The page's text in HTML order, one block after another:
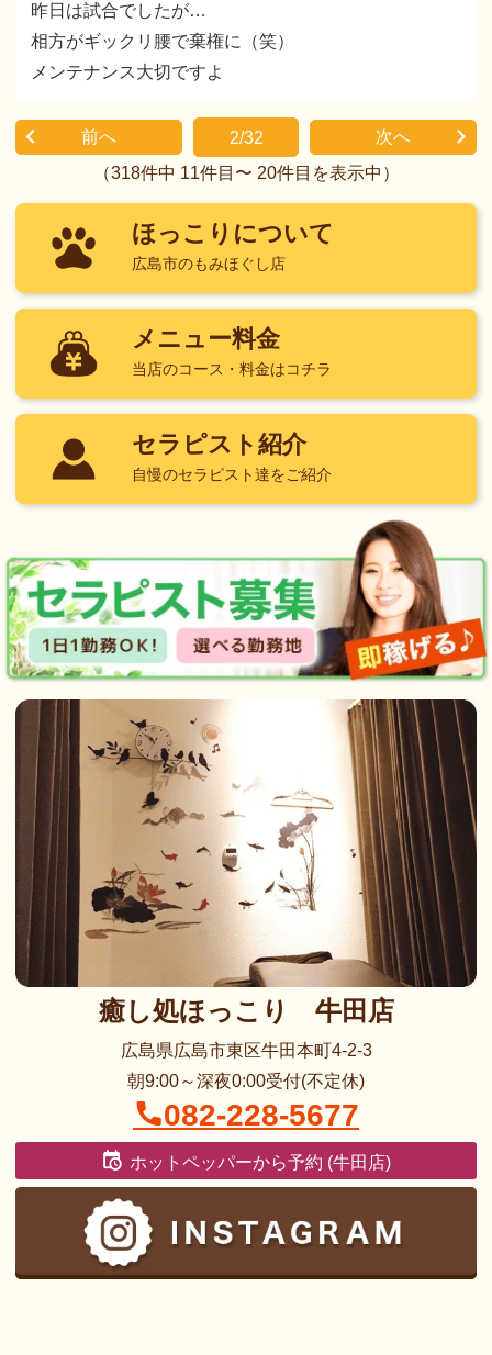
昨日は試合でしたが…
相方がギックリ腰で棄権に（笑）
メンテナンス大切ですよ
前へ 2/32 次へ
（318件中 11件目〜 20件目を表示中）
ほっこりについて
広島市のもみほぐし店
メニュー料金
当店のコース・料金はコチラ
セラピスト紹介
自慢のセラピスト達をご紹介
癒し処ほっこり 牛田店
広島県広島市東区牛田本町4-2-3
朝9:00～深夜0:00受付(不定休)
082-228-5677
ホットペッパーから予約 (牛田店)